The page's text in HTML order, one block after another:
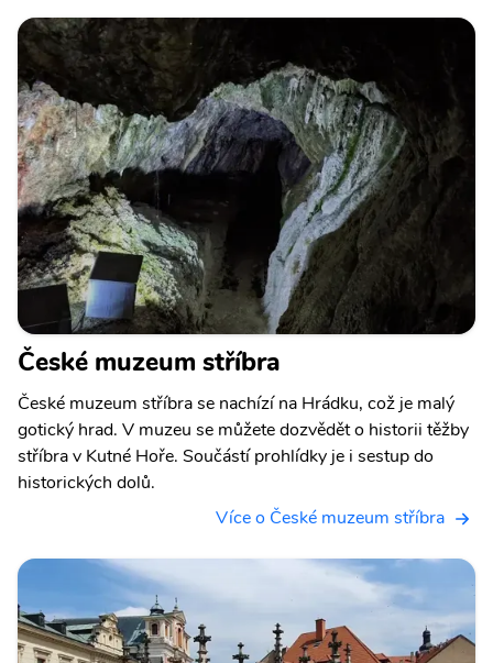
České muzeum stříbra
České muzeum stříbra se nachízí na Hrádku, což je malý
gotický hrad. V muzeu se můžete dozvědět o historii těžby
stříbra v Kutné Hoře. Součástí prohlídky je i sestup do
historických dolů.
Více o České muzeum stříbra